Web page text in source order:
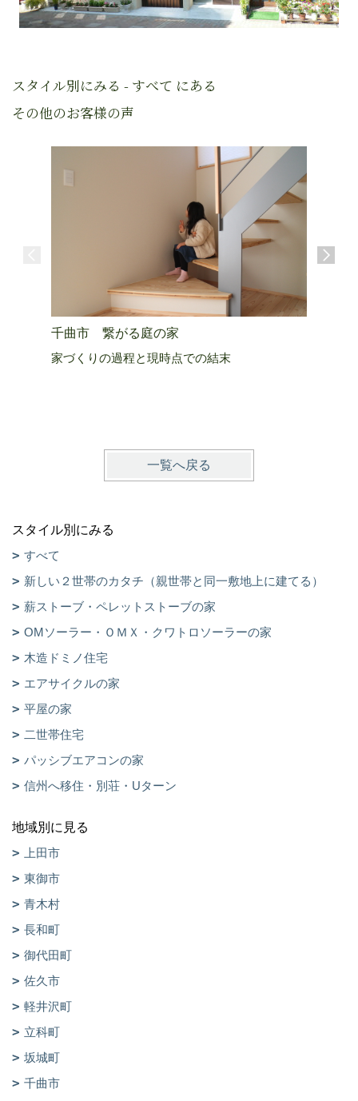
スタイル別にみる - すべて にある
その他のお客様の声
千曲市 繋がる庭の家
家づくりの過程と現時点での結末
一覧へ戻る
スタイル別にみる
すべて
新しい２世帯のカタチ（親世帯と同一敷地上に建てる）
薪ストーブ・ペレットストーブの家
OMソーラー・ＯＭＸ・クワトロソーラーの家
木造ドミノ住宅
エアサイクルの家
平屋の家
二世帯住宅
パッシブエアコンの家
信州へ移住・別荘・Uターン
地域別に見る
上田市
東御市
青木村
長和町
御代田町
佐久市
軽井沢町
立科町
坂城町
千曲市